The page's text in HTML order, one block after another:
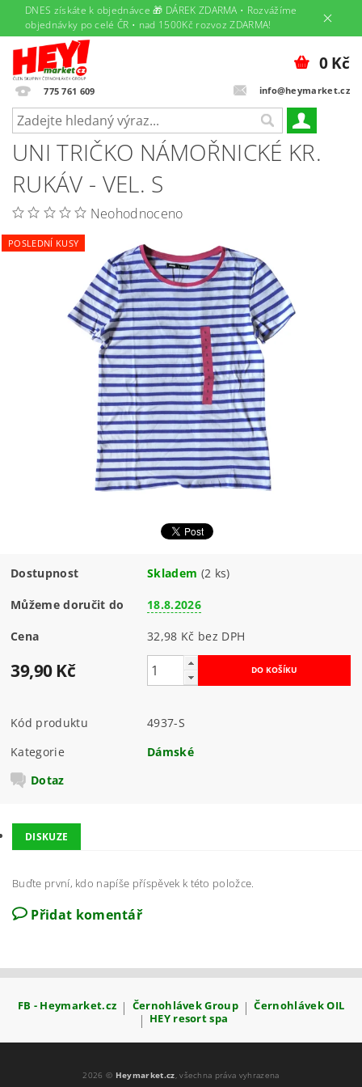
DNES získáte k objednávce 🎁 DÁREK ZDARMA • Rozvážíme
objednávky po celé ČR • nad 1500Kč rozvoz ZDARMA!
775 761 609 info@heymarket.cz
0 Kč
UNI TRIČKO NÁMOŘNICKÉ KR.
RUKÁV - VEL. S
Neohodnoceno
POSLEDNÍ KUSY
Dostupnost Skladem (2 ks)
Můžeme doručit do 18.8.2026
Cena 32,98 Kč bez DPH
39,90 Kč
Kód produktu
4937-S
Kategorie
Dámské
Dotaz
DISKUZE
Buďte první, kdo napíše příspěvek k této položce.
Přidat komentář
FB - Heymarket.cz | Černohlávek Group | Černohlávek OIL
| HEY resort spa
2026 © Heymarket.cz , všechna práva vyhrazena